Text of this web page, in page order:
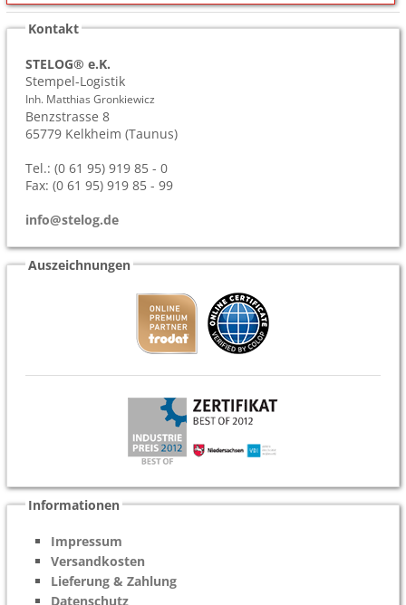
Kontakt
STELOG® e.K.
Stempel-Logistik
Inh. Matthias Gronkiewicz
Benzstrasse 8
65779 Kelkheim (Taunus)
Tel.: (0 61 95) 919 85 - 0
Fax: (0 61 95) 919 85 - 99
info@stelog.de
Auszeichnungen
Informationen
Impressum
Versandkosten
Lieferung & Zahlung
Datenschutz